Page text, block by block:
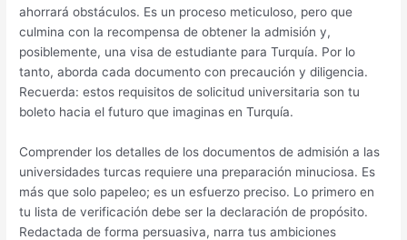
ahorrará obstáculos. Es un proceso meticuloso, pero que
culmina con la recompensa de obtener la admisión y,
posiblemente, una visa de estudiante para Turquía. Por lo
tanto, aborda cada documento con precaución y diligencia.
Recuerda: estos requisitos de solicitud universitaria son tu
boleto hacia el futuro que imaginas en Turquía.
Comprender los detalles de los documentos de admisión a las
universidades turcas requiere una preparación minuciosa. Es
más que solo papeleo; es un esfuerzo preciso. Lo primero en
tu lista de verificación debe ser la declaración de propósito.
Redactada de forma persuasiva, narra tus ambiciones